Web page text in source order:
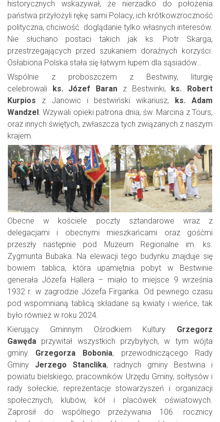
historycznych wskazywał, że nierzadko do położenia
państwa przyłożyli rękę sami Polacy, ich krótkowzroczność
polityczna, chciwość. doglądanie tylko własnych interesów.
Nie słuchano postaci takich jak ks. Piotr Skarga,
przestrzegających przed szukaniem doraźnych korzyści.
Osłabiona Polska stała się łatwym łupem dla sąsiadów…
Wspólnie z proboszczem z Bestwiny, liturgię
celebrowali ks. Józef Baran z Bestwinki, ks. Robert
Kurpios z Janowic i bestwiński wikariusz, ks. Adam
Wandzel. Wzywali opieki patrona dnia, św. Marcina z Tours,
oraz innych świętych, zwłaszcza tych związanych z naszym
krajem.
Obecne w kościele poczty sztandarowe wraz z
delegacjami i obecnymi mieszkańcami oraz gośćmi
przeszły następnie pod Muzeum Regionalne im. ks.
Zygmunta Bubaka. Na elewacji tego budynku znajduje się
bowiem tablica, która upamiętnia pobyt w Bestwinie
generała Józefa Hallera – miało to miejsce 9 września
1932 r. w zagrodzie Józefa Firganka. Od pewnego czasu
pod wspomnianą tablicą składane są kwiaty i wieńce, tak
było również w roku 2024.
Kierujący Gminnym Ośrodkiem Kultury Grzegorz
Gawęda przywitał wszystkich przybyłych, w tym wójta
gminy Grzegorza Bobonia, przewodniczącego Rady
Gminy Jerzego Stanclika, radnych gminy Bestwina i
powiatu bielskiego, pracowników Urzędu Gminy, sołtysów i
rady sołeckie, reprezentacje stowarzyszeń i organizacji
społecznych, klubów, kół i placówek oświatowych.
Zaprosił do wspólnego przeżywania 106. rocznicy